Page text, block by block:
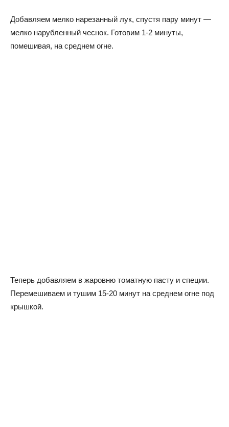
Добавляем мелко нарезанный лук, спустя пару минут —
мелко нарубленный чеснок. Готовим 1-2 минуты,
помешивая, на среднем огне.
Теперь добавляем в жаровню томатную пасту и специи.
Перемешиваем и тушим 15-20 минут на среднем огне под
крышкой.